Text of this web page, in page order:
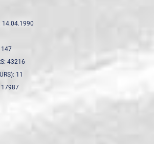
14.04.1990
147
43216
11
17987